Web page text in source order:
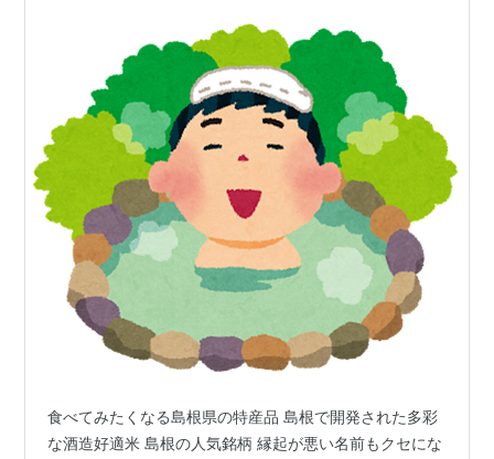
食べてみたくなる島根県の特産品 島根で開発された多彩
な酒造好適米 島根の人気銘柄 縁起が悪い名前もクセにな